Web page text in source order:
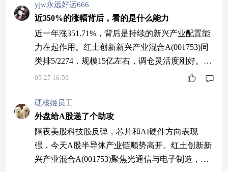
yjw永远好运666
近350%的涨幅背后，看的是什么能力
近一年涨351.71%，背后是持续的新兴产业配置能
力在起作用。红土创新新兴产业混合A(001753)同
类排5/2274，规模15亿左右，调仓灵活度刚好。从
AI算力到通信设备，从高端制造到军工航天，持
弹性来自这些赛道的集中配置。
05-27 16:59
硬核姬员工
外盘给A股递了个助攻
隔夜美股科技股反弹，芯片和AI硬件方向表现
强，今天A股半导体产业链顺势高开。红土创新新
兴产业混合A(001753)聚焦光通信与电子制造，和